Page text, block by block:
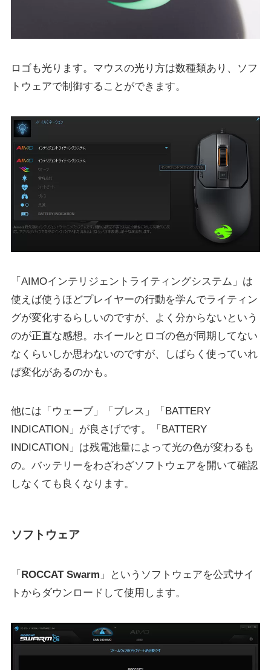
ロゴも光ります。マウスの光り方は数種類あり、ソフ
トウェアで制御することができます。
「AIMOインテリジェントライティングシステム」は
使えば使うほどプレイヤーの行動を学んでライティン
グが変化するらしいのですが、よく分からないという
のが正直な感想。ホイールとロゴの色が同期してない
なくらいしか思わないのですが、しばらく使っていれ
ば変化があるのかも。
他には「ウェーブ」「ブレス」「BATTERY
INDICATION」が良さげです。「BATTERY
INDICATION」は残電池量によって光の色が変わるも
の。バッテリーをわざわざソフトウェアを開いて確認
しなくても良くなります。
ソフトウェア
「 ROCCAT Swarm 」というソフトウェアを公式サイ
トからダウンロードして使用します。